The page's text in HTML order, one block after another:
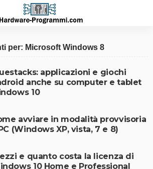
per: Microsoft Windows 8
applicazioni e giochi
anche su computer e tablet
10
avviare in modalità provvisoria
(Windows XP, vista, 7 e 8)
e quanto costa la licenza di
10 Home e Professional